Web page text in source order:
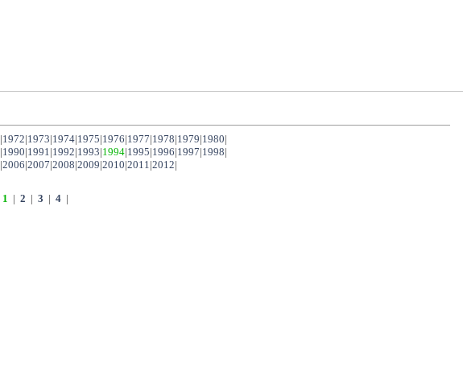
|1972|1973|1974|1975|1976|1977|1978|1979|1980|
|1990|1991|1992|1993|1994|1995|1996|1997|1998|
|2006|2007|2008|2009|2010|2011|2012|
1 | 2 | 3 | 4 |